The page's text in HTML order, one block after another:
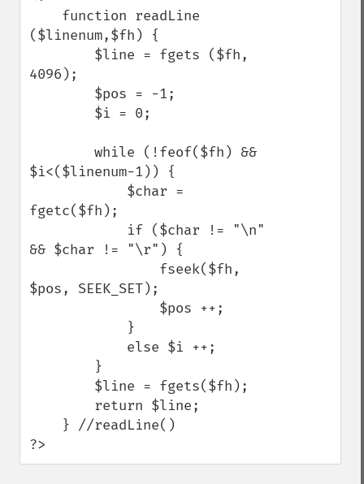
($linenum,$fh) {
4096);
$i<($linenum-1)) {
fgetc($fh);
&& $char != "\r") {
$pos, SEEK_SET);
?>